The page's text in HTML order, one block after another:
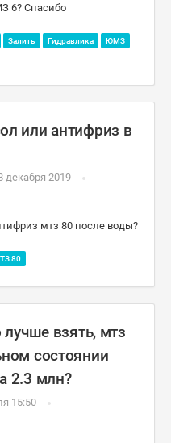
6? Спасибо
Залить Гидравлика
ЮМЗ
или антифриз в
декабря 2019
мтз 80 после воды?
80
взять, мтз
состоянии
2.3 млн?
15:50